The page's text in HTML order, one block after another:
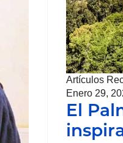
Artículos
Enero 29,
El